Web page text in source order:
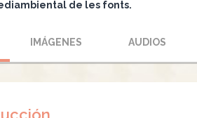
de les fonts.
IMÁGENES AUDIOS